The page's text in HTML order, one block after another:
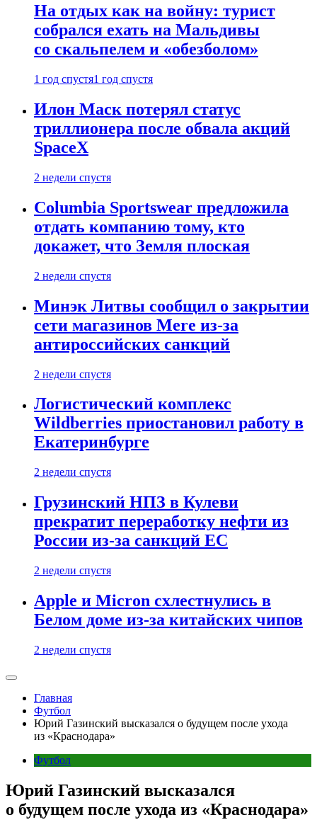
На отдых как на войну: турист
собрался ехать на Мальдивы
со скальпелем и «обезболом»
1 год спустя1 год спустя
Илон Маск потерял статус
триллионера после обвала акций
SpaceX
2 недели спустя
Columbia Sportswear предложила
отдать компанию тому, кто
докажет, что Земля плоская
2 недели спустя
Минэк Литвы сообщил о закрытии
сети магазинов Mere из-за
антироссийских санкций
2 недели спустя
Логистический комплекс
Wildberries приостановил работу в
Екатеринбурге
2 недели спустя
Грузинский НПЗ в Кулеви
прекратит переработку нефти из
России из-за санкций ЕС
2 недели спустя
Apple и Micron схлестнулись в
Белом доме из-за китайских чипов
2 недели спустя
Главная
Футбол
Юрий Газинский высказался о будущем после ухода
из «Краснодара»
Футбол
Юрий Газинский высказался
о будущем после ухода из «Краснодара»